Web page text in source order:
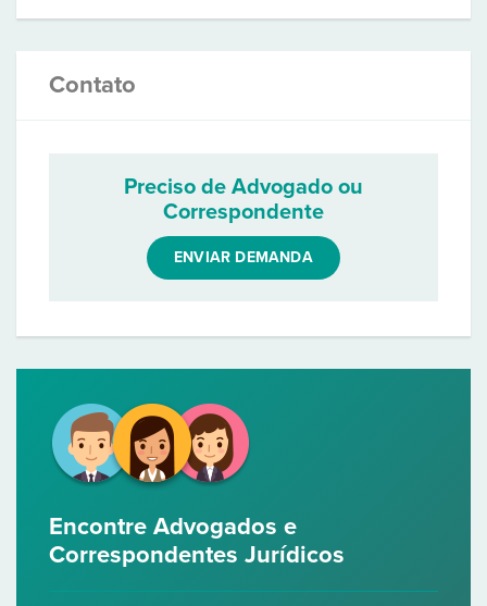
Contato
Preciso de Advogado ou
Correspondente
ENVIAR DEMANDA
Encontre Advogados e
Correspondentes Jurídicos